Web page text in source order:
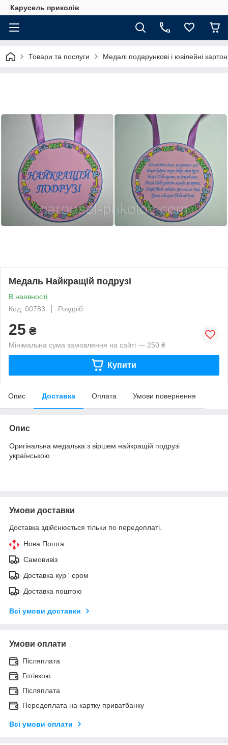
Карусель приколів
Товари та послуги Медалі подарункові і ювілейні
Медаль Найкращій подрузі
В наявності
Код: 00783
Роздріб
25 ₴
Мінімальна сума замовлення на сайті — 250 ₴
Купити
Опис Доставка Оплата Умови повернення
Опис
Оригінальна медалька з віршем найкращій подрузі
українською
Умови доставки
Доставка здійснюється тільки по передоплаті.
Нова Пошта
Самовивіз
Доставка кур ' єром
Доставка поштою
Всі умови доставки
Умови оплати
Післяплата
Готівкою
Післяплата
Передоплата на картку приватбанку
Всі умови оплати